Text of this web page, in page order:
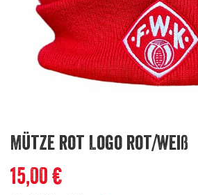
Mütze rot Logo rot/weiß
15,00 €